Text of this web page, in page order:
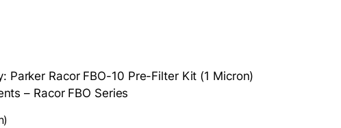
Parker Racor FBO-10 Pre-Filter Kit (1 Micron)
– Racor FBO Series